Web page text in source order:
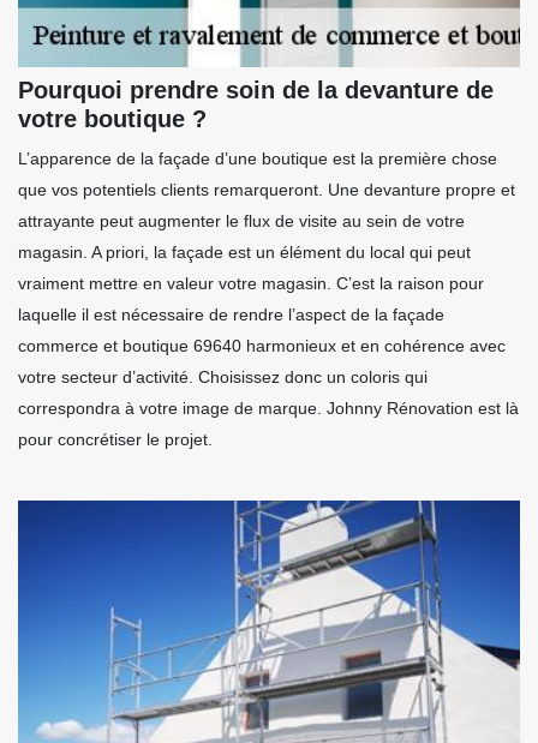
Pourquoi prendre soin de la devanture de
votre boutique ?
L’apparence de la façade d’une boutique est la première chose
que vos potentiels clients remarqueront. Une devanture propre et
attrayante peut augmenter le flux de visite au sein de votre
magasin. A priori, la façade est un élément du local qui peut
vraiment mettre en valeur votre magasin. C’est la raison pour
laquelle il est nécessaire de rendre l’aspect de la façade
commerce et boutique 69640 harmonieux et en cohérence avec
votre secteur d’activité. Choisissez donc un coloris qui
correspondra à votre image de marque. Johnny Rénovation est là
pour concrétiser le projet.